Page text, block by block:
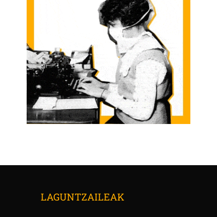
LAGUNTZAILEAK